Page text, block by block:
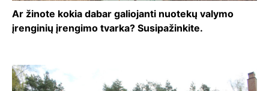
Ar žinote kokia dabar galiojanti nuotekų valymo
įrenginių įrengimo tvarka? Susipažinkite.